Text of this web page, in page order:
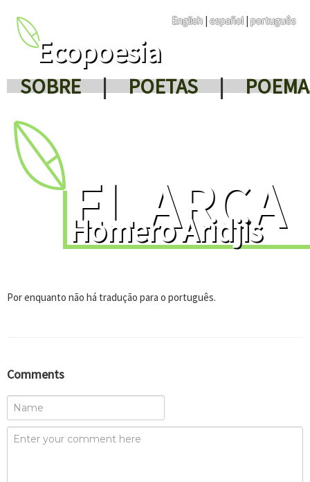
English | español |português
Ecopoesia
SOBRE | POETAS |
EL ARCA
Homero Aridjis
Por enquanto não há tradução para o português.
Comments